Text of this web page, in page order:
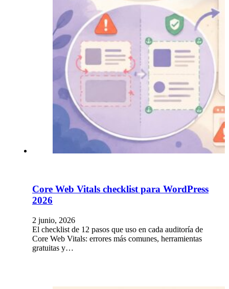
Core Web Vitals checklist para WordPress
2026
2 junio, 2026
El checklist de 12 pasos que uso en cada auditoría de
Core Web Vitals: errores más comunes, herramientas
gratuitas y…